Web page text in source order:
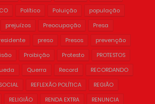
Político Poluição
população
prejuízos Preocupação
Presa
preso Presos
prevenção
Proibição Protesto
PROTESTOS
Querra Record
RECORDANDO
REFLEXÃO POLÍTICA
REGIÃO
RELIGIÃO RENDA EXTRA
RENUNCIA